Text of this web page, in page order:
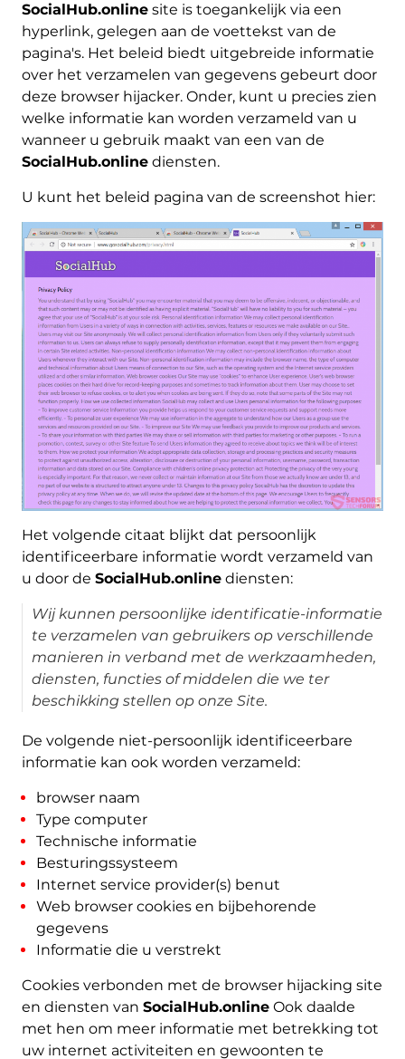
SocialHub.onlinesite is toegankelijk via een
hyperlink, gelegen aan de voettekst van de
pagina's. Het beleid biedt uitgebreide informatie
over het verzamelen van gegevens gebeurt door
deze browser hijacker. Onder, kunt u precies zien
welke informatie kan worden verzameld van u
wanneer u gebruik maakt van een van de
SocialHub.onlinediensten.
U kunt het beleid pagina van de screenshot hier:
Het volgende citaat blijkt dat persoonlijk
identificeerbare informatie wordt verzameld van
u door de SocialHub.onlinediensten:
Wij kunnen persoonlijke identificatie-informatie
te verzamelen van gebruikers op verschillende
manieren in verband met de werkzaamheden,
diensten, functies of middelen die we ter
beschikking stellen op onze Site.
De volgende niet-persoonlijk identificeerbare
informatie kan ook worden verzameld:
browser naam
Type computer
Technische informatie
Besturingssysteem
Internet service provider(s) benut
Web browser cookies en bijbehorende
gegevens
Informatie die u verstrekt
Cookies verbonden met de browser hijacking site
en diensten van SocialHub.onlineOok daalde
met hen om meer informatie met betrekking tot
uw internet activiteiten en gewoonten te